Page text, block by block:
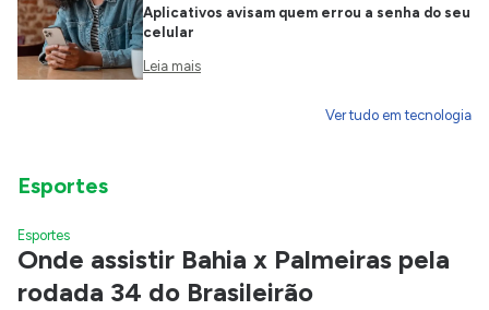
Aplicativos avisam quem errou a senha do seu
celular
Leia mais
Ver tudo em tecnologia
Esportes
Esportes
Onde assistir Bahia x Palmeiras pela
rodada 34 do Brasileirão